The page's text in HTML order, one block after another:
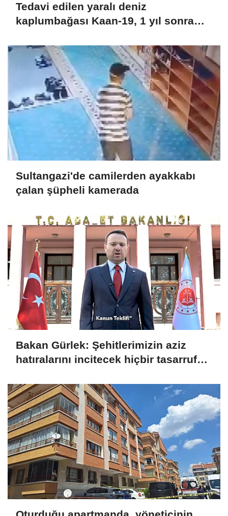
Tedavi edilen yaralı deniz
kaplumbağası Kaan-19, 1 yıl sonra
Sultangazi'de camilerden ayakkabı
çalan şüpheli kamerada
Bakan Gürlek: Şehitlerimizin aziz
hatıralarını incitecek hiçbir tasarrufa